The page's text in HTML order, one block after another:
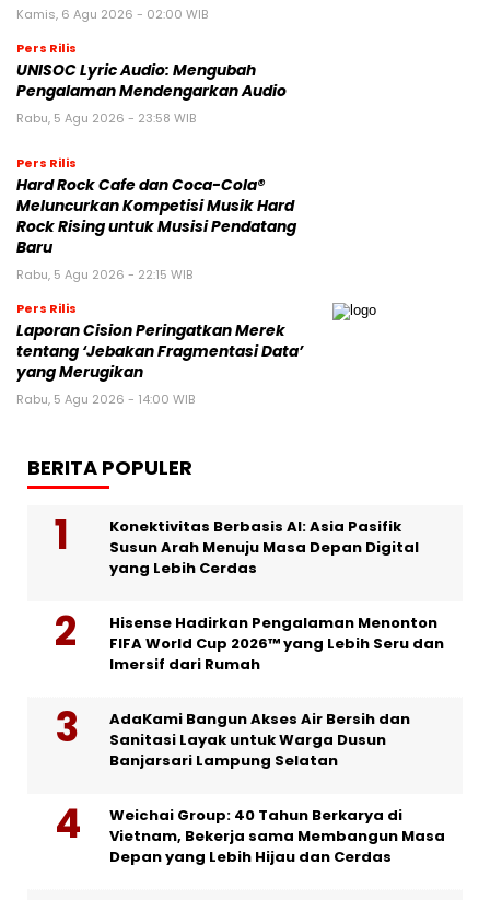
Kamis, 6 Agu 2026 - 02:00 WIB
Pers Rilis
UNISOC Lyric Audio: Mengubah
Pengalaman Mendengarkan Audio
Rabu, 5 Agu 2026 - 23:58 WIB
Pers Rilis
Hard Rock Cafe dan Coca-Cola®
Meluncurkan Kompetisi Musik Hard
Rock Rising untuk Musisi Pendatang
Baru
Rabu, 5 Agu 2026 - 22:15 WIB
Pers Rilis
Laporan Cision Peringatkan Merek
tentang ‘Jebakan Fragmentasi Data’
yang Merugikan
Rabu, 5 Agu 2026 - 14:00 WIB
BERITA POPULER
Konektivitas Berbasis AI: Asia Pasifik
Susun Arah Menuju Masa Depan Digital
yang Lebih Cerdas
Hisense Hadirkan Pengalaman Menonton
FIFA World Cup 2026™ yang Lebih Seru dan
Imersif dari Rumah
AdaKami Bangun Akses Air Bersih dan
Sanitasi Layak untuk Warga Dusun
Banjarsari Lampung Selatan
Weichai Group: 40 Tahun Berkarya di
Vietnam, Bekerja sama Membangun Masa
Depan yang Lebih Hijau dan Cerdas